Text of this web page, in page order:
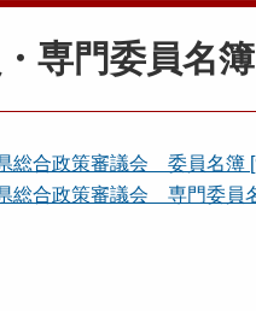
専門委員名簿
総合政策審議会 委員名簿
総合政策審議会 専門委員